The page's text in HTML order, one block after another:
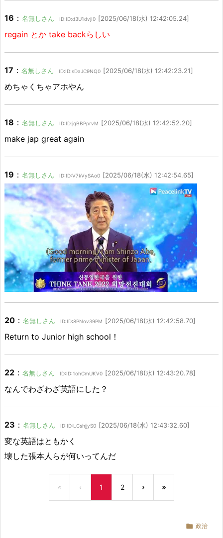
16 ： 名無しさん ID:ID:d3U1dvjI0 [2025/06/18(水) 12:42:05.24]
regain とか take backらしい
17 ： 名無しさん ID:ID:sDaJC9NQ0 [2025/06/18(水) 12:42:23.21]
めちゃくちゃアホやん
18 ： 名無しさん ID:ID:jqBBPprvM [2025/06/18(水) 12:42:52.20]
make jap great again
19 ： 名無しさん ID:ID:V7kVySAo0 [2025/06/18(水) 12:42:54.65]
20 ： 名無しさん ID:ID:8PNov39PM [2025/06/18(水) 12:42:58.70]
Return to Junior high school！
22 ： 名無しさん ID:ID:1ohCmUKV0 [2025/06/18(水) 12:43:20.78]
なんでわざわざ英語にした？
23 ： 名無しさん ID:ID:LCshjjyS0 [2025/06/18(水) 12:43:32.60]
変な英語はともかく
壊した張本人らが何いってんだ
« ‹ 1 2 › »
 政治